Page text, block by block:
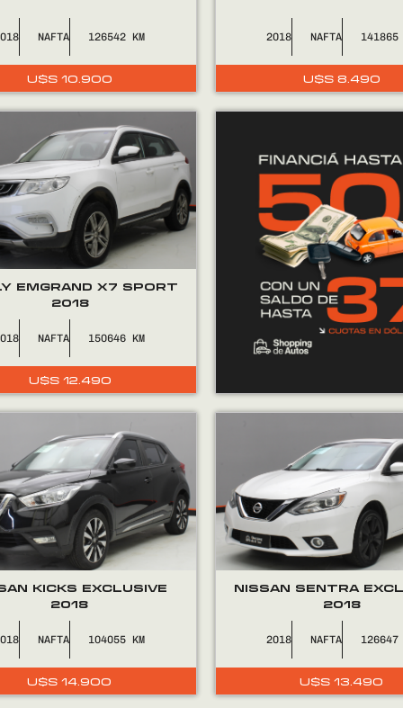
NAFTA 126542
U$S 10.900
2018 NAFTA 141865
U$S 8.490
EMGRAND X7 SPORT
2018
NAFTA 150646
U$S 12.490
KICKS EXCLUSIVE
2018
NAFTA 104055
U$S14.900
NISSAN SENTRA
2018
2018 NAFTA 126647
U$S13.490